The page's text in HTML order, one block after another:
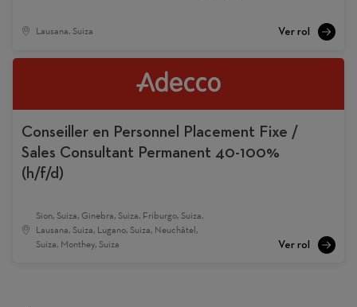
Lausana, Suiza
Conseiller en Personnel Placement Fixe /
Sales Consultant Permanent 40-100%
(h/f/d)
Sion, Suiza, Ginebra, Suiza, Friburgo, Suiza,
Lausana, Suiza, Lugano, Suiza, Neuchâtel,
Suiza, Monthey, Suiza